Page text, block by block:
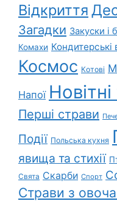
Відкриття
Загадки Закуски і
Комахи Кондитерські
Космос Котові
Напої
Перші страви
Події Польська кухня
явища та стихії
Свята Скарби Спорт
Страви з